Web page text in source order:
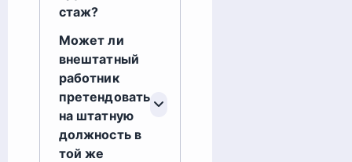
стаж?
Может ли
внештатный
работник
претендовать
на штатную
должность в
той же